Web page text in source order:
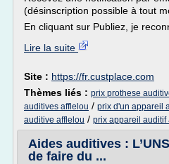
(désinscription possible à tout
En cliquant sur Publiez, je
Lire la suite
Site : https://fr.custplace.com
Thèmes liés : prix prothese
auditives afflelou / prix d'un appareil
auditive afflelou / prix appareil auditif
Aides auditives :
de faire du ...